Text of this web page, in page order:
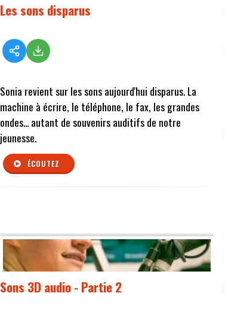
Les sons disparus
Sonia revient sur les sons aujourd'hui disparus. La
machine à écrire, le téléphone, le fax, les grandes
ondes... autant de souvenirs auditifs de notre
jeunesse.
ÉCOUTEZ
Sons 3D audio - Partie 2